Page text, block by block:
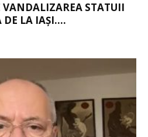
VANDALIZAREA STATUII
DE LA IAȘI....